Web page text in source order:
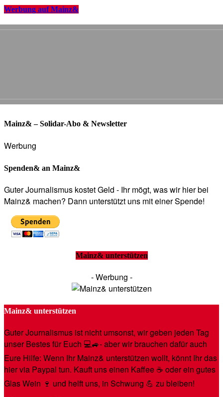
Werbung auf Mainz&
Mainz& – Solidar-Abo & Newsletter
Werbung
Spenden& an Mainz&
Guter Journalismus kostet Geld - Ihr mögt, was wir hier bei
Mainz& machen? Dann unterstützt uns mit einer Spende!
Mainz& unterstützen
- Werbung -
Mainz& unterstützen
Guter Journalismus ist nicht umsonst, wir geben jeden Tag
unser Bestes für Euch 💻🚙- aber wir brauchen dafür auch
Eure Hilfe: Wenn Ihr Mainz& unterstützen wollt, könnt Ihr das
hier via Paypal tun. Kauft uns einen Kaffee ☕️ oder ein gutes
Glas Wein 🍷 und helft uns, in Schwung 💪 zu bleiben!